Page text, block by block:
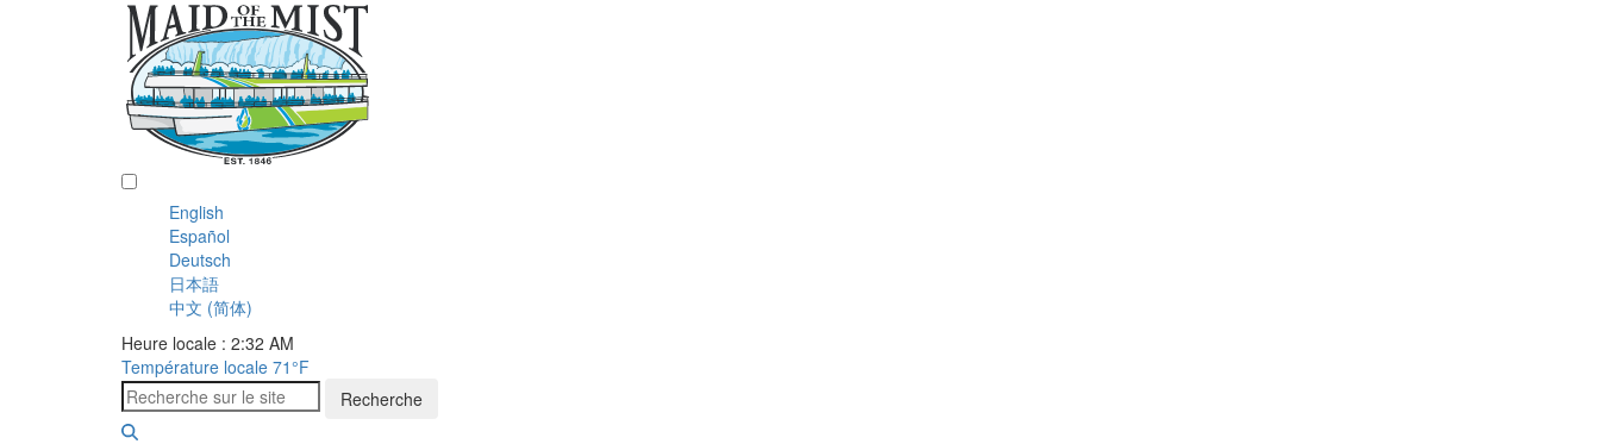
English
Español
Deutsch
日本語
中文 (简体)
Heure locale : 2:32 AM
Température locale 71°F
Recherche